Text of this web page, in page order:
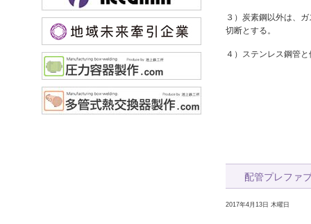
３）炭素鋼以外は、
切断とする。
４）ステンレス鋼管
配管プレファ
2017年4月13日 木曜日